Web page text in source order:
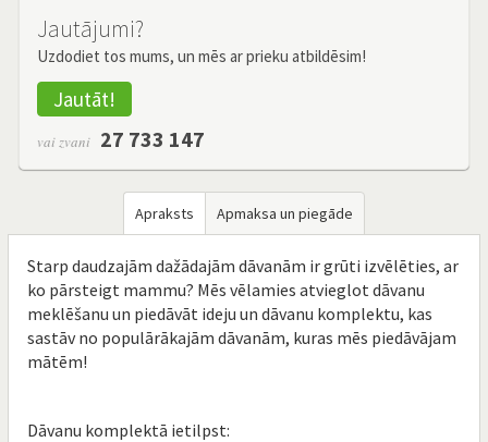
Jautājumi?
Uzdodiet tos mums, un mēs ar prieku atbildēsim!
Jautāt!
vai zvani 27 733 147
Apraksts Apmaksa un piegāde
Starp daudzajām dažādajām dāvanām ir grūti izvēlēties, ar
ko pārsteigt mammu? Mēs vēlamies atvieglot dāvanu
meklēšanu un piedāvāt ideju un dāvanu komplektu, kas
sastāv no populārākajām dāvanām, kuras mēs piedāvājam
mātēm!
Dāvanu komplektā ietilpst: